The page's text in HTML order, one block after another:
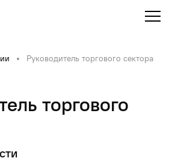
Руководитель торгового сектора
торгового